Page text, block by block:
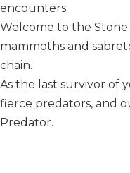
encounters.
Welcome to the
mammoths and
chain.
As the last survivor of
fierce predators, and
Predator.